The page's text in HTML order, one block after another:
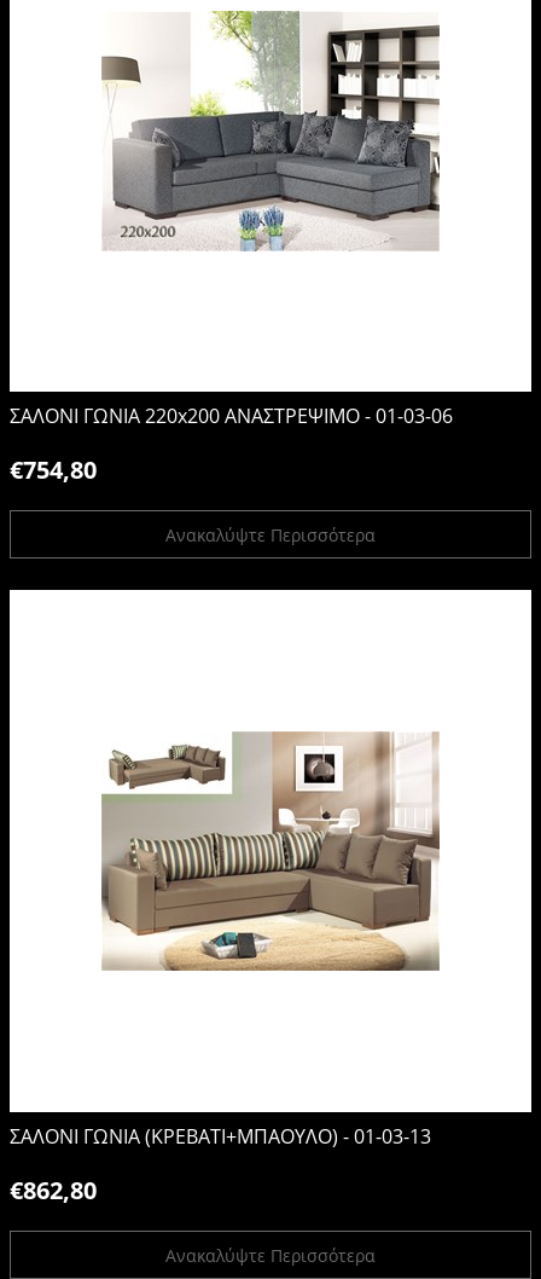
ΣΑΛΟΝΙ ΓΩΝΙΑ 220x200 ΑΝΑΣΤΡΕΨΙΜΟ - 01-03-06
€754,80
Ανακαλύψτε Περισσότερα
ΣΑΛΟΝΙ ΓΩΝΙΑ (ΚΡΕΒΑΤΙ+ΜΠΑΟΥΛΟ) - 01-03-13
€862,80
Ανακαλύψτε Περισσότερα